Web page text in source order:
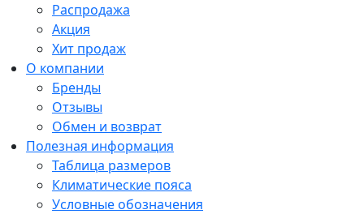
Распродажа
Акция
Хит продаж
О компании
Бренды
Отзывы
Обмен и возврат
Полезная информация
Таблица размеров
Климатические пояса
Условные обозначения